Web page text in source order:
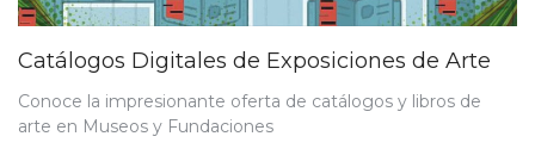
Catálogos Digitales de Exposiciones de Arte
Conoce la impresionante oferta de catálogos y libros de
arte en Museos y Fundaciones